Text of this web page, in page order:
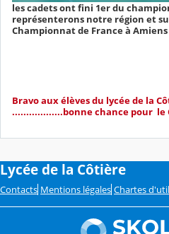
les cadets ont fini 1er du
représenterons notre région et
Championnat de France à
Bravo aux élèves du lycée de la
..................bonne chance pour le
Lycée de la Côtière
Contacts Mentions légales Chartes